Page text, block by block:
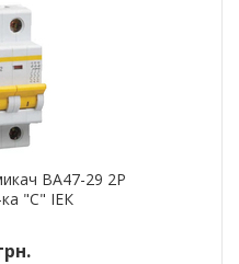
ВА47-29 2Р
"С" ІЕК